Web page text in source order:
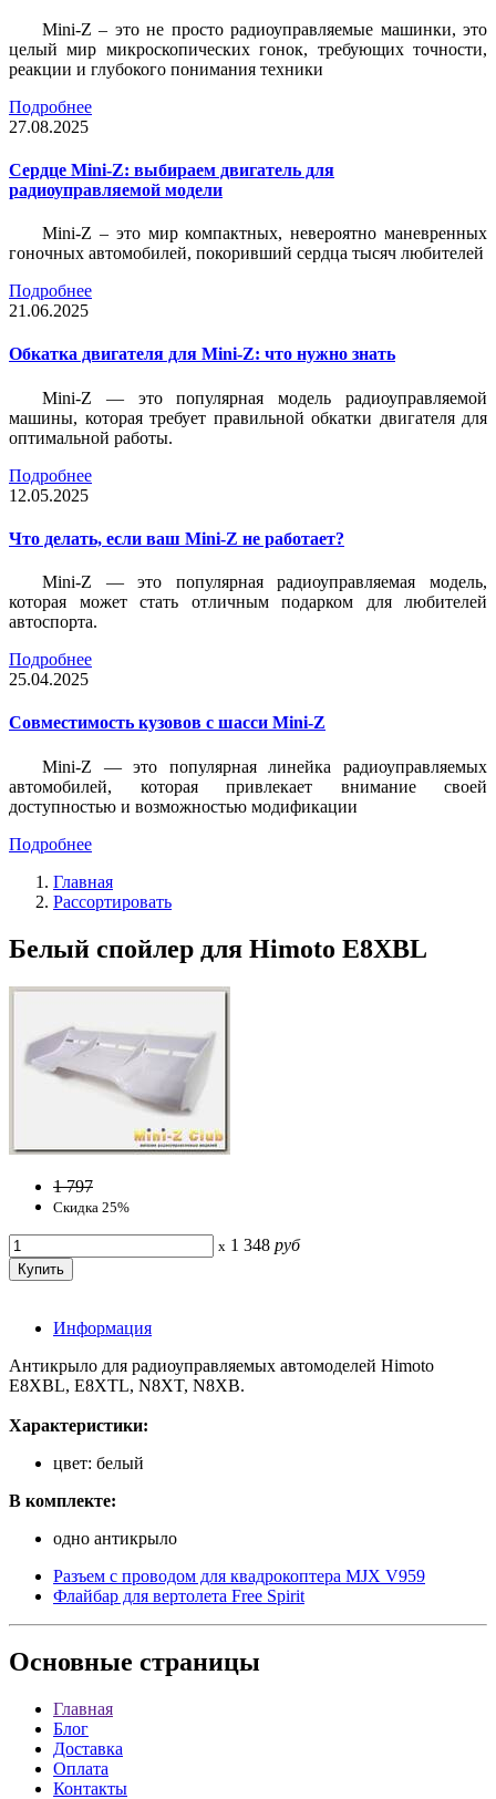
Mini-Z – это не просто радиоуправляемые машинки, это
целый мир микроскопических гонок, требующих точности,
реакции и глубокого понимания техники
Подробнее
27.08.2025
Сердце Mini-Z: выбираем двигатель для
радиоуправляемой модели
Mini-Z – это мир компактных, невероятно маневренных
гоночных автомобилей, покоривший сердца тысяч любителей
Подробнее
21.06.2025
Обкатка двигателя для Mini-Z: что нужно знать
Mini-Z — это популярная модель радиоуправляемой
машины, которая требует правильной обкатки двигателя для
оптимальной работы.
Подробнее
12.05.2025
Что делать, если ваш Mini-Z не работает?
Mini-Z — это популярная радиоуправляемая модель,
которая может стать отличным подарком для любителей
автоспорта.
Подробнее
25.04.2025
Совместимость кузовов с шасси Mini-Z
Mini-Z — это популярная линейка радиоуправляемых
автомобилей, которая привлекает внимание своей
доступностью и возможностью модификации
Подробнее
Главная
Рассортировать
Белый спойлер для Himoto E8XBL
1 797
Скидка 25%
x 1 348 руб
Информация
Антикрыло для радиоуправляемых автомоделей Himoto
E8XBL, E8XTL, N8XT, N8XB.
Характеристики:
цвет: белый
В комплекте:
одно антикрыло
Разъем с проводом для квадрокоптера MJX V959
Флайбар для вертолета Free Spirit
Основные страницы
Главная
Блог
Доставка
Оплата
Контакты